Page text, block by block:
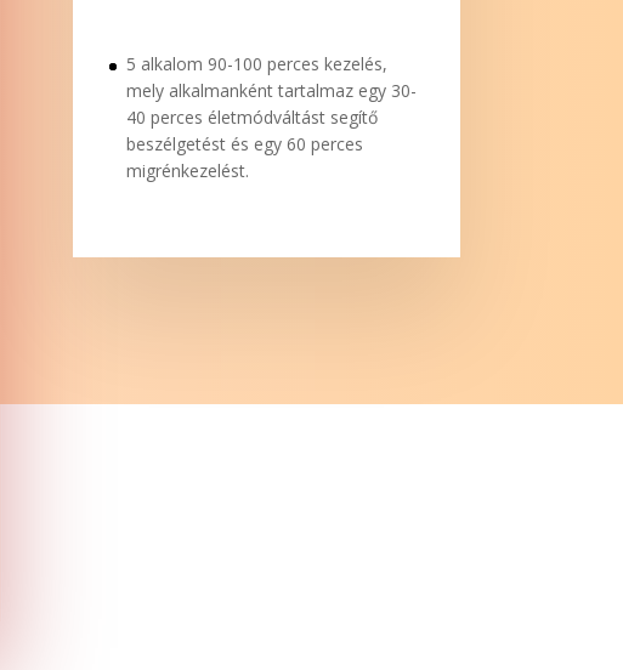
5 alkalom 90-100 perces kezelés,
mely alkalmanként tartalmaz egy 30-
40 perces életmódváltást segítő
beszélgetést és egy 60 perces
migrénkezelést.